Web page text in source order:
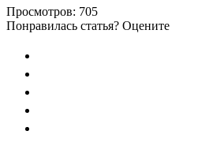
Просмотров: 705
Понравилась статья? Оцените